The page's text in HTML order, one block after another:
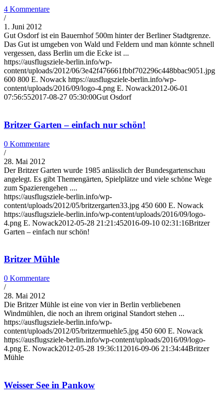
4 Kommentare
/
1. Juni 2012
Gut Osdorf ist ein Bauernhof 500m hinter der Berliner Stadtgrenze.
Das Gut ist umgeben von Wald und Feldern und man könnte schnell
vergessen, dass Berlin um die Ecke ist ...
https://ausflugsziele-berlin.info/wp-
content/uploads/2012/06/3e42f476661fbbf702296c448bbac9051.jpg
600 800 E. Nowack https://ausflugsziele-berlin.info/wp-
content/uploads/2016/09/logo-4.png E. Nowack2012-06-01
07:56:552017-08-27 05:30:00Gut Osdorf
Britzer Garten – einfach nur schön!
0 Kommentare
/
28. Mai 2012
Der Britzer Garten wurde 1985 anlässlich der Bundesgartenschau
angelegt. Es gibt Themengärten, Spielplätze und viele schöne Wege
zum Spazierengehen ....
https://ausflugsziele-berlin.info/wp-
content/uploads/2012/05/britzergarten33.jpg 450 600 E. Nowack
https://ausflugsziele-berlin.info/wp-content/uploads/2016/09/logo-
4.png E. Nowack2012-05-28 21:21:452016-09-10 02:31:16Britzer
Garten – einfach nur schön!
Britzer Mühle
0 Kommentare
/
28. Mai 2012
Die Britzer Mühle ist eine von vier in Berlin verbliebenen
Windmühlen, die noch an ihrem original Standort stehen ...
https://ausflugsziele-berlin.info/wp-
content/uploads/2012/05/britzermuehle5.jpg 450 600 E. Nowack
https://ausflugsziele-berlin.info/wp-content/uploads/2016/09/logo-
4.png E. Nowack2012-05-28 19:36:11 2016-09-06 21:34:44Britzer
Mühle
Weisser See in Pankow